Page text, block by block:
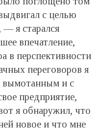
с целью
— я старался
впечатление,
в перспективности
переговоров я
вымотанным и с
предприятие,
я обнаружил, что
новое и что мне